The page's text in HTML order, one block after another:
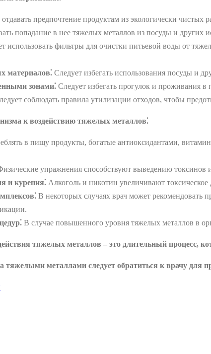
отдавать предпочтение продуктам из экологически
попадание в нее тяжелых металлов из посуды и других
использовать фильтры для очистки питьевой воды от
материалов⁚ Следует избегать использования посуды и
зонами⁚ Следует избегать прогулок и проживания
соблюдать правила утилизации отходов, чтобы
к воздействию тяжелых металлов⁚
в пищу продукты, богатые антиоксидантами,
упражнения способствуют выведению токсинов
и курения⁚ Алкоголь и никотин увеличивают
В некоторых случаях врач может
В случае повышенного уровня тяжелых металлов в
тяжелых металлов – это длительный процесс,
тяжелыми металлами следует обратиться к врачу